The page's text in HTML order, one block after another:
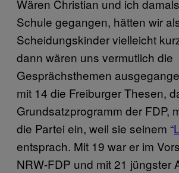
Wären Christian und ich
Schule gegangen, hätten wir
Scheidungskinder vielleicht
dann wären uns vermutlich die
Gesprächsthemen
mit 14 die Freiburger Thesen,
Grundsatzprogramm der FDP,
die Partei ein, weil sie seinem “
entsprach. Mit 19 war er im
NRW-FDP und mit 21 jüngster